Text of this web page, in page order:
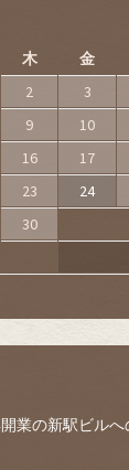
木 金
2 3
9 10
16 17
23 24
30
業の新駅ビル